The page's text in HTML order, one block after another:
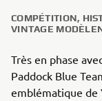
COMPÉTITION,
VINTAGE
Très en phase
Paddock Blue
emblématique de